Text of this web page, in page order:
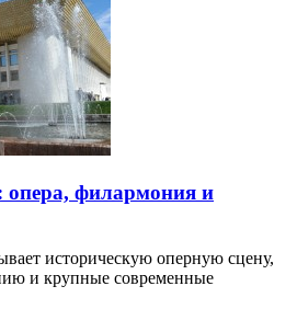
филармония и
историческую оперную сцену,
и крупные современные